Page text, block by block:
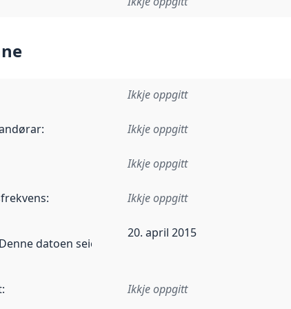
Ikkje oppgitt
: Ikkje oppgitt
Ikkje oppgitt
: Ikkje oppgitt
Denne datoen seier når dataa i dette datasettet først
20. april 2015
: Ikkje oppgitt